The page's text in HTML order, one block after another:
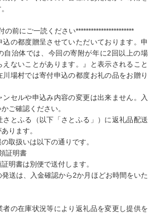
の前にご一読ください***********************
の都度贈呈させていただいております。申
自治体では、今回の寄附が年に2回以上の場
ないことがあります。』と表示されること
場村では寄付申込の都度お礼の品をお贈り
セルや申込み内容の変更は出来ません。入
ご確認ください。
とふる（以下「さとふる」）に返礼品配送
ります。
取扱いは以下の通りです。
証明書
明書は別便で送付します。
送は、入金確認から2か月ほどお時間をいた
者の在庫状況等により返礼品を変更し提供を